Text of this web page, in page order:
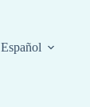
Español